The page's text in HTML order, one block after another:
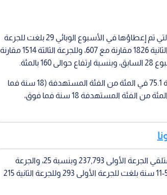
أما فيما يتعلق بملف التطعيم، أوضحت الوزارة أن عدد الجرعات التي تم إعطاؤها في الأسبوع الوبائي 29 بلغت للجرعة
الأولى 2041 جرعة مقارنة مع 799 في الأسبوع السابق، وللجرعة الثانية 1826 مقارنة مع 607، وللجرعة الثالثة 1514 مقارنة
وبلغ المجموع الكلي للجرعة الأولى أربعة ملايين و808,699 بنسبة 75.1 في المئة من الفئة المستهدفة (18 سنة فما
فوق)، أما الجرعة الثانية بلغ أربعة ملايين و547,125 بنسبة 71 في المئة من الفئة المستهدفة 18 سنة فما فوق،
ومن ناحية التطعيم في الفئة العمرية 12-17 سنة، بينت أن عدد متلقي الجرعة الأولى 237,793 وبنسبة 25، والجرعة
الثانية 202,739 وبنسبة 20 بالمئة، أما التطعيم في الفئة العمرية 5-11 سنة بلغت للجرعة الأولى 293 وللجرعة الثانية 215